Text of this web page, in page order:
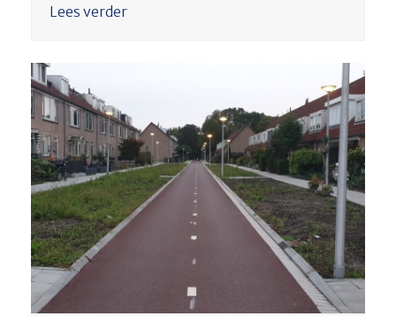
Lees verder